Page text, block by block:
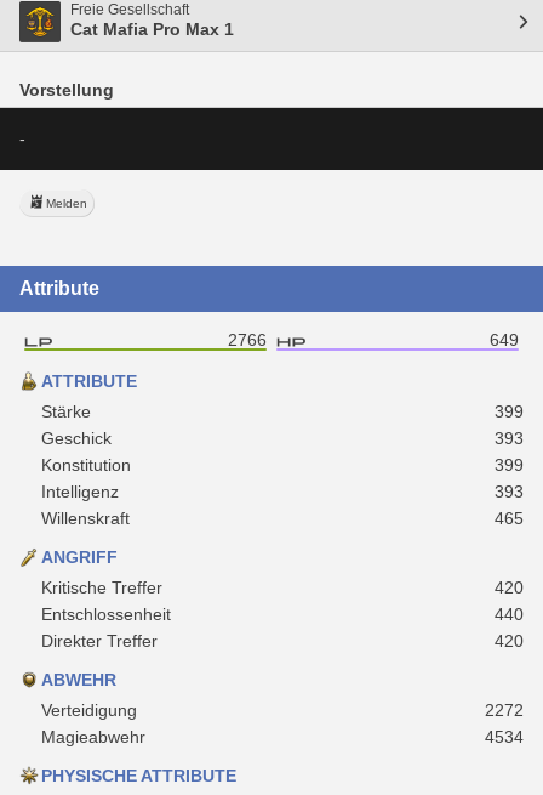
Freie Gesellschaft
Cat Mafia Pro Max 1
Vorstellung
-
Melden
Attribute
2766 649
ATTRIBUTE
Stärke
399
Geschick
393
Konstitution
399
Intelligenz
393
Willenskraft
465
ANGRIFF
Kritische Treffer
420
Entschlossenheit
440
Direkter Treffer
420
ABWEHR
Verteidigung
2272
Magieabwehr
4534
PHYSISCHE ATTRIBUTE